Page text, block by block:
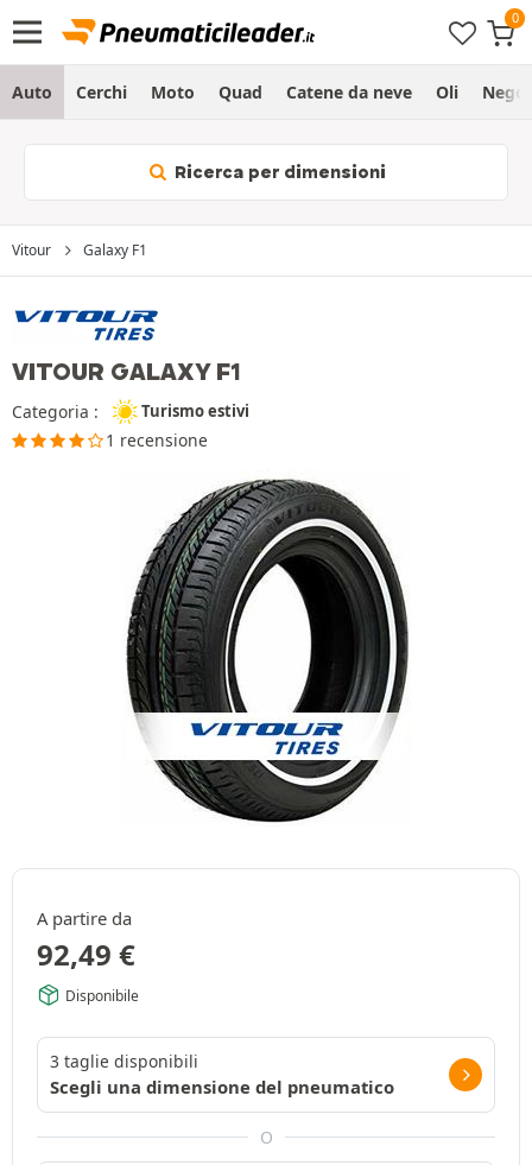
Auto Cerchi Moto Quad Catene da neve Oli
Ricerca per dimensioni
Vitour Galaxy F1
VITOUR GALAXY F1
Categoria : Turismo estivi
1 recensione
A partire da
92,49 €
Disponibile
3 taglie disponibili
Scegli una dimensione del pneumatico
O